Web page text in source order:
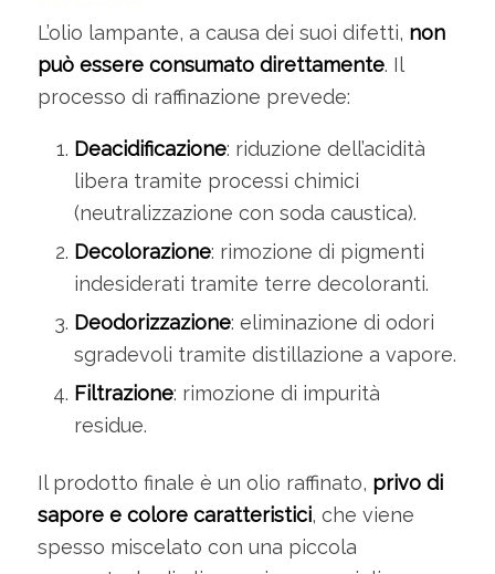
L’olio lampante, a causa dei suoi difetti, non
può essere consumato direttamente. Il
processo di raffinazione prevede:
Deacidificazione: riduzione dell’acidità
libera tramite processi chimici
(neutralizzazione con soda caustica).
Decolorazione: rimozione di pigmenti
indesiderati tramite terre decoloranti.
Deodorizzazione: eliminazione di odori
sgradevoli tramite distillazione a vapore.
Filtrazione: rimozione di impurità
residue.
Il prodotto finale è un olio raffinato, privo di
sapore e colore caratteristici, che viene
spesso miscelato con una piccola